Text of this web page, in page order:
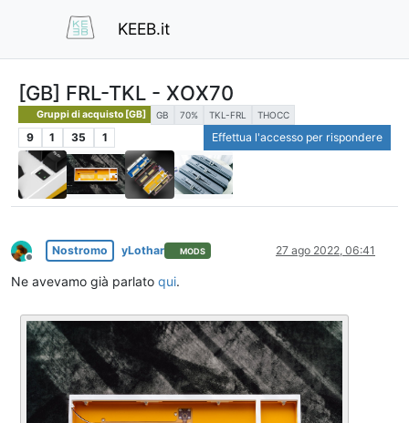
KEEB.it
[GB] FRL-TKL - XOX70
Gruppi di acquisto [GB] GB 70% TKL-FRL THOCC
9 1 35 1 Effettua l'accesso per rispondere
Non in linea
Nostromo yLothar MODS 27 ago 2022, 06:41
Ne avevamo già parlato qui.